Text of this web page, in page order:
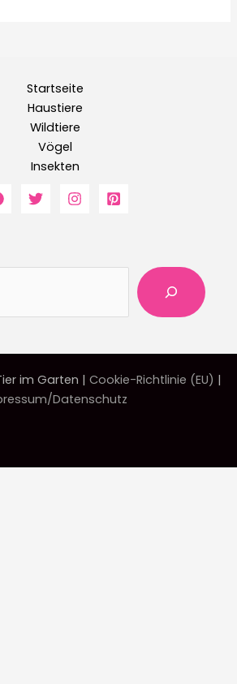
Startseite
Haustiere
Wildtiere
Vögel
Insekten
im Garten | Cookie-Richtlinie (EU) |
Datenschutz